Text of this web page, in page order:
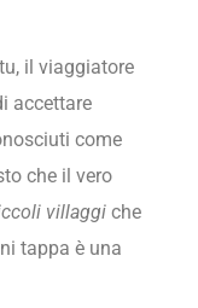
il viaggiatore
accettare
come
che il vero
villaggi che
tappa è una